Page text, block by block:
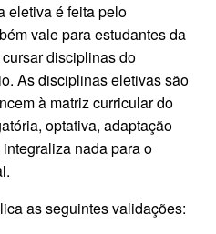
eletiva é feita pelo
vale para estudantes da
disciplinas do
As disciplinas eletivas são
à matriz curricular do
optativa, adaptação
nada para o
as seguintes validações: